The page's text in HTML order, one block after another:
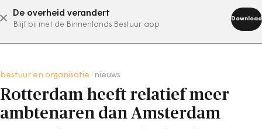
De overheid verandert
Blijf bij met de Binnenlands Bestuur app
Download
abonneer nu
bestuur en organisatie nieuws
Rotterdam heeft relatief meer
ambtenaren dan Amsterdam